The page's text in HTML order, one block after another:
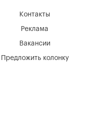
Вакансии
Реклама
Контакты
Предложить колонку